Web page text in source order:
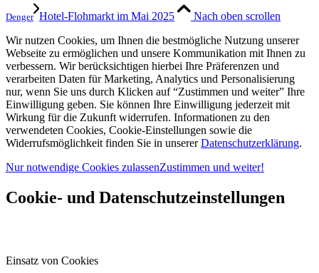
Denger Hotel-Flohmarkt im Mai 2025
Nach oben scrollen
Wir nutzen Cookies, um Ihnen die bestmögliche Nutzung unserer
Webseite zu ermöglichen und unsere Kommunikation mit Ihnen zu
verbessern. Wir berücksichtigen hierbei Ihre Präferenzen und
verarbeiten Daten für Marketing, Analytics und Personalisierung
nur, wenn Sie uns durch Klicken auf “Zustimmen und weiter” Ihre
Einwilligung geben. Sie können Ihre Einwilligung jederzeit mit
Wirkung für die Zukunft widerrufen. Informationen zu den
verwendeten Cookies, Cookie-Einstellungen sowie die
Widerrufsmöglichkeit finden Sie in unsererDatenschutzerklärung.
Nur notwendige Cookies zulassenZustimmen und weiter!
Cookie- und Datenschutzeinstellungen
Einsatz von Cookies